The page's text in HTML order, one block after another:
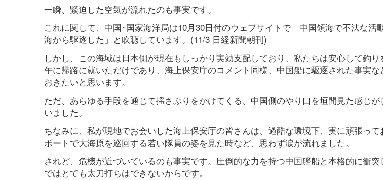
一瞬、緊迫した空気が流れたのも事実です。
これに関して、中国･国家海洋局は10月30日付のウェブサイトで「中国領海で不法な活
海から駆逐した」と吹聴しています。(11/3 日経新聞朝刊)
しかし、この海域は日本側が現在もしっかり実効支配しており、私たちは安心して釣
午に帰路に就いただけであり、海上保安庁のコメント同様、中国船に駆逐された事実
おきたいと思います。
ただ、あらゆる手段を通じて揺さぶりをかけてくる、中国側のやり口を垣間見た感じ
いました。
ちなみに、私が現地でお会いした海上保安庁の皆さんは、過酷な環境下、実に頑張っ
ボートで大海原を巡回する若い隊員の姿を見た時など、思わず涙が流れました。
されど、危機が近づいているのも事実です。圧倒的な力を持つ中国艦船と本格的に衝
ではとても太刀打ちはできないからです。